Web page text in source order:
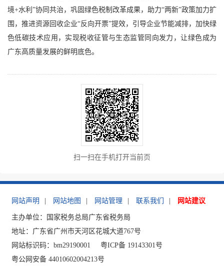
境+水利”协同共治，巩固绿色税制改革成果，助力“两新”政策加力扩
围，推进资源回收企业“反向开票”提效，引导企业节能减排，加快绿
色低碳技术应用，实现税收征管与生态监管同向发力，让绿色成为
广东高质量发展的鲜明底色。
扫一扫在手机打开当前页
网站声明 网站地图 网站管理 联系我们 网站建议
主办单位：国家税务总局广东省税务局
地址：广东省广州市天河区花城大道767号
网站标识码：bm29190001
粤ICP备 19143301号
粤公网安备 44010602004213号